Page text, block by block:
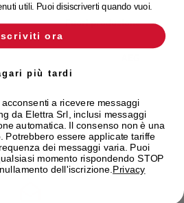
Fuori produzione
di supporto?
utili. Puoi disiscriverti quando vuoi.
ora
più tardi
a ricevere messaggi
da Elettra Srl, inclusi messaggi
automatica. Il consenso non è una
Potrebbero essere applicate tariffe
dei messaggi varia. Puoi
momento rispondendo STOP
dell'iscrizione. Privacy